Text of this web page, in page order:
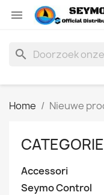

search
Home Nieuwe
CATEGORIE
Accessori
Seymo Control